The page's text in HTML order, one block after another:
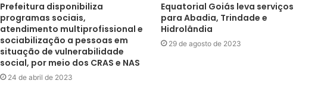
Prefeitura disponibiliza
programas sociais,
atendimento multiprofissional e
sociabilização a pessoas em
situação de vulnerabilidade
social, por meio dos CRAS e NAS
24 de abril de 2023
Equatorial Goiás leva serviços
para Abadia, Trindade e
Hidrolândia
29 de agosto de 2023